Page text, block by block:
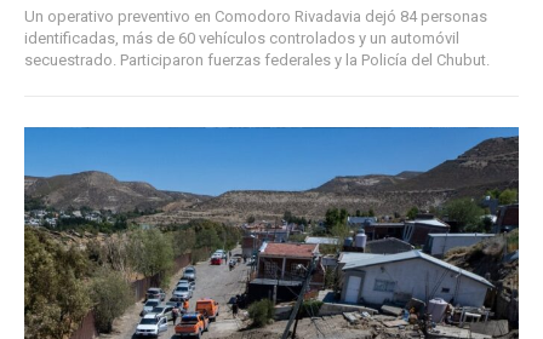
Un operativo preventivo en Comodoro Rivadavia dejó 84 personas
identificadas, más de 60 vehículos controlados y un automóvil
secuestrado. Participaron fuerzas federales y la Policía del Chubut.